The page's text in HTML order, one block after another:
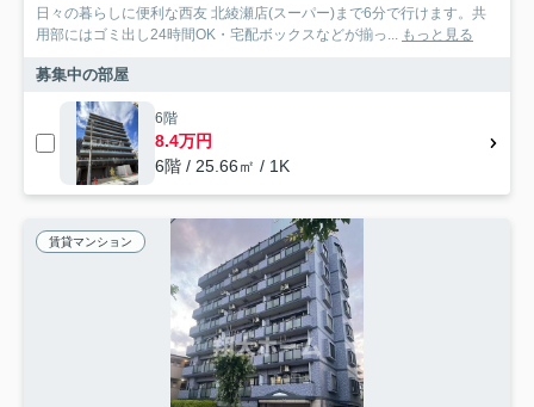
日々の暮らしに便利な西友 北綾瀬店(スーパー)まで6分で行けます。共
用部にはゴミ出し24時間OK・宅配ボックスなどが揃っ... もっと見る
募集中の部屋
6階
8.4万円
6階 / 25.66㎡ / 1K
賃貸マンション